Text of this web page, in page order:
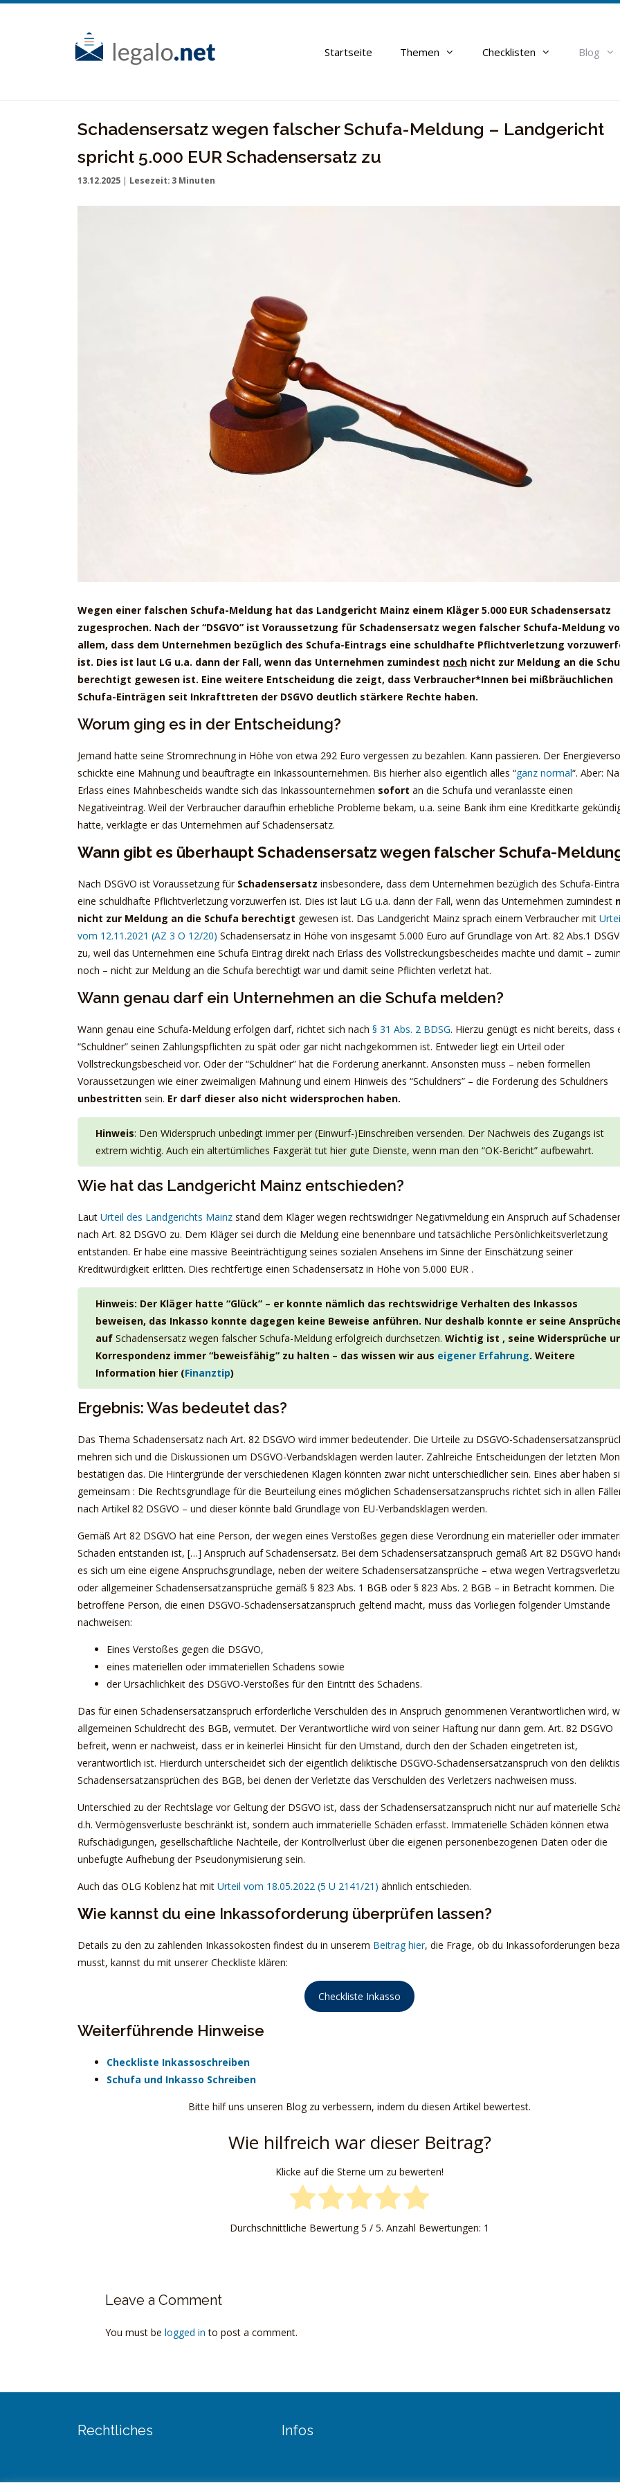
Skip
Startseite Themen Checklisten Blog
Schadensersatz wegen falscher Schufa-Meldung – Landgericht
spricht 5.000 EUR Schadensersatz zu
13.12.2025 | Lesezeit: 3 Minuten
Wegen einer falschen Schufa-Meldung hat das Landgericht Mainz einem Kläger 5.000 EUR Schadensersatz
zugesprochen. Nach der “DSGVO” ist Voraussetzung für Schadensersatz wegen falscher Schufa-Meldung
allem, dass dem Unternehmen bezüglich des Schufa-Eintrags eine schuldhafte Pflichtverletzung
ist. Dies ist laut LG u.a. dann der Fall, wenn das Unternehmen zumindest noch nicht zur Meldung an die
berechtigt gewesen ist. Eine weitere Entscheidung die zeigt, dass Verbraucher*Innen bei mißbräuchlichen
Schufa-Einträgen seit Inkrafttreten der DSGVO deutlich stärkere Rechte haben.
Worum ging es in der Entscheidung?
Jemand hatte seine Stromrechnung in Höhe von etwa 292 Euro vergessen zu bezahlen. Kann passieren. Der
schickte eine Mahnung und beauftragte ein Inkassounternehmen. Bis hierher also eigentlich alles “ganz normal“. Aber:
Erlass eines Mahnbescheids wandte sich das Inkassounternehmen sofort an die Schufa und veranlasste einen
Negativeintrag. Weil der Verbraucher daraufhin erhebliche Probleme bekam, u.a. seine Bank ihm eine Kreditkarte
hatte, verklagte er das Unternehmen auf Schadensersatz.
Wann gibt es überhaupt Schadensersatz wegen falscher Schufa-
Nach DSGVO ist Voraussetzung für Schadensersatz insbesondere, dass dem Unternehmen bezüglich des Schufa-
eine schuldhafte Pflichtverletzung vorzuwerfen ist. Dies ist laut LG u.a. dann der Fall, wenn das Unternehmen zumindest
nicht zur Meldung an die Schufa berechtigt gewesen ist. Das Landgericht Mainz sprach einem Verbraucher mit
vom 12.11.2021 (AZ 3 O 12/20) Schadensersatz in Höhe von insgesamt 5.000 Euro auf Grundlage von Art. 82 Abs.1
zu, weil das Unternehmen eine Schufa Eintrag direkt nach Erlass des Vollstreckungsbescheides machte und damit –
noch – nicht zur Meldung an die Schufa berechtigt war und damit seine Pflichten verletzt hat.
Wann genau darf ein Unternehmen an die Schufa melden?
Wann genau eine Schufa-Meldung erfolgen darf, richtet sich nach § 31 Abs. 2 BDSG. Hierzu genügt es nicht bereits, dass
“Schuldner” seinen Zahlungspflichten zu spät oder gar nicht nachgekommen ist. Entweder liegt ein Urteil oder
Vollstreckungsbescheid vor. Oder der “Schuldner” hat die Forderung anerkannt. Ansonsten muss – neben formellen
Voraussetzungen wie einer zweimaligen Mahnung und einem Hinweis des “Schuldners” – die Forderung des Schuldners
unbestritten sein. Er darf dieser also nicht widersprochen haben.
Hinweis: Den Widerspruch unbedingt immer per (Einwurf-)Einschreiben versenden. Der Nachweis des Zugangs ist
extrem wichtig. Auch ein altertümliches Faxgerät tut hier gute Dienste, wenn man den “OK-Bericht” aufbewahrt.
Wie hat das Landgericht Mainz entschieden?
Laut Urteil des Landgerichts Mainz stand dem Kläger wegen rechtswidriger Negativmeldung ein Anspruch auf
nach Art. 82 DSGVO zu. Dem Kläger sei durch die Meldung eine benennbare und tatsächliche Persönlichkeitsverletzung
entstanden. Er habe eine massive Beeinträchtigung seines sozialen Ansehens im Sinne der Einschätzung seiner
Kreditwürdigkeit erlitten. Dies rechtfertige einen Schadensersatz in Höhe von 5.000 EUR .
Hinweis: Der Kläger hatte “Glück” – er konnte nämlich das rechtswidrige Verhalten des Inkassos
beweisen, das Inkasso konnte dagegen keine Beweise anführen. Nur deshalb konnte er seine
auf Schadensersatz wegen falscher Schufa-Meldung erfolgreich durchsetzen. Wichtig ist , seine Widersprüche
Korrespondenz immer “beweisfähig” zu halten – das wissen wir aus eigener Erfahrung. Weitere
Information hier (Finanztip)
Ergebnis: Was bedeutet das?
Das Thema Schadensersatz nach Art. 82 DSGVO wird immer bedeutender. Die Urteile zu DSGVO-
mehren sich und die Diskussionen um DSGVO-Verbandsklagen werden lauter. Zahlreiche Entscheidungen der letzten
bestätigen das. Die Hintergründe der verschiedenen Klagen könnten zwar nicht unterschiedlicher sein. Eines aber haben
gemeinsam : Die Rechtsgrundlage für die Beurteilung eines möglichen Schadensersatzanspruchs richtet sich in allen
nach Artikel 82 DSGVO – und dieser könnte bald Grundlage von EU-Verbandsklagen werden.
Gemäß Art 82 DSGVO hat eine Person, der wegen eines Verstoßes gegen diese Verordnung ein materieller oder
Schaden entstanden ist, […] Anspruch auf Schadensersatz. Bei dem Schadensersatzanspruch gemäß Art 82 DSGVO
es sich um eine eigene Anspruchsgrundlage, neben der weitere Schadensersatzansprüche – etwa wegen
oder allgemeiner Schadensersatzansprüche gemäß § 823 Abs. 1 BGB oder § 823 Abs. 2 BGB – in Betracht kommen. Die
betroffene Person, die einen DSGVO-Schadensersatzanspruch geltend macht, muss das Vorliegen folgender Umstände
nachweisen:
Eines Verstoßes gegen die DSGVO,
eines materiellen oder immateriellen Schadens sowie
der Ursächlichkeit des DSGVO-Verstoßes für den Eintritt des Schadens.
Das für einen Schadensersatzanspruch erforderliche Verschulden des in Anspruch genommenen Verantwortlichen wird,
allgemeinen Schuldrecht des BGB, vermutet. Der Verantwortliche wird von seiner Haftung nur dann gem. Art. 82 DSGVO
befreit, wenn er nachweist, dass er in keinerlei Hinsicht für den Umstand, durch den der Schaden eingetreten ist,
verantwortlich ist. Hierdurch unterscheidet sich der eigentlich deliktische DSGVO-Schadensersatzanspruch von den
Schadensersatzansprüchen des BGB, bei denen der Verletzte das Verschulden des Verletzers nachweisen muss.
Unterschied zu der Rechtslage vor Geltung der DSGVO ist, dass der Schadensersatzanspruch nicht nur auf materielle
d.h. Vermögensverluste beschränkt ist, sondern auch immaterielle Schäden erfasst. Immaterielle Schäden können etwa
Rufschädigungen, gesellschaftliche Nachteile, der Kontrollverlust über die eigenen personenbezogenen Daten oder die
unbefugte Aufhebung der Pseudonymisierung sein.
Auch das OLG Koblenz hat mit Urteil vom 18.05.2022 (5 U 2141/21) ähnlich entschieden.
Wie kannst du eine Inkassoforderung überprüfen lassen?
Details zu den zu zahlenden Inkassokosten findest du in unserem Beitrag hier, die Frage, ob du Inkassoforderungen
musst, kannst du mit unserer Checkliste klären:
Checkliste Inkasso
Weiterführende Hinweise
Checkliste Inkassoschreiben
Schufa und Inkasso Schreiben
Bitte hilf uns unseren Blog zu verbessern, indem du diesen Artikel bewertest.
Wie hilfreich war dieser Beitrag?
Klicke auf die Sterne um zu bewerten!
Durchschnittliche Bewertung5 / 5. Anzahl Bewertungen: 1
Leave a Comment
You must be logged in to post a comment.
Rechtliches Infos